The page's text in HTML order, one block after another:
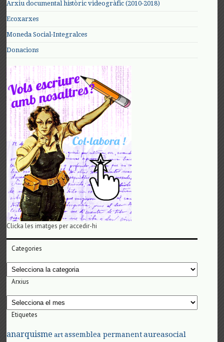
Arxiu documental històric videogràfic (2010-2018)
Ecoxarxes
Moneda Social-Integralces
Donacions
Clicka les imatges per accedir-hi
Categories
Categories
Arxius
Arxius
Etiquetes
anarquisme art assemblea permanent aureasocial